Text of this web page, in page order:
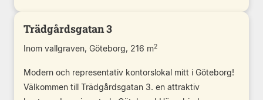
Trädgårdsgatan 3
Inom vallgraven, Göteborg, 216 m2
Modern och representativ kontorslokal mitt i Göteborg!
Välkommen till Trädgårdsgatan 3. en attraktiv